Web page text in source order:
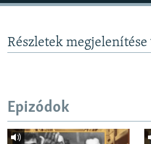
Részletek megjelenítése
Epizódok